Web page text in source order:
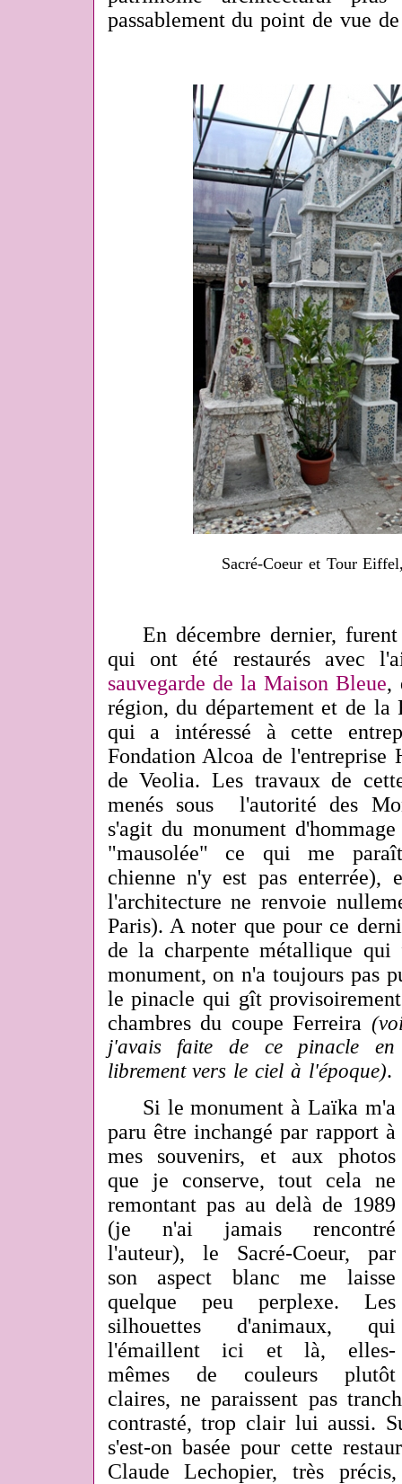
passablement du point de vue
Sacré-Coeur et Tour
En décembre dernier, furent
qui ont été restaurés avec
sauvegarde de la Maison Bleue,
région, du département et de la
qui a intéressé à cette
Fondation Alcoa de
de Veolia. Les travaux de
menés sous l'autorité des
s'agit du monument
"mausolée" ce qui me
chienne n'y est pas enterrée),
l'architecture ne renvoie
Paris). A noter que pour ce
de la charpente métallique
monument, on n'a toujours pas
le pinacle qui gît provisoirement
chambres du coupe Ferreira
j'avais faite de ce pinacle en
librement vers le ciel à l'époque).
Si le monument à Laïka m'a
paru être inchangé par rapport à
mes souvenirs, et aux photos
que je conserve, tout cela ne
remontant pas au delà de 1989
(je n'ai jamais rencontré
l'auteur), le Sacré-Coeur, par
son aspect blanc me laisse
quelque peu perplexe. Les
silhouettes d'animaux, qui
l'émaillent ici et là, elles-
mêmes de couleurs plutôt
claires, ne paraissent pas
contrasté, trop clair lui aussi.
s'est-on basée pour cette
Claude Lechopier, très